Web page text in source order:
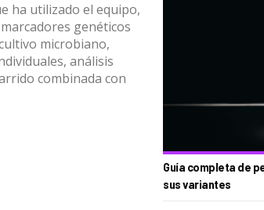
ha utilizado el equipo,
genéticos
microbiano,
análisis
combinada con
Guía completa de
sus variantes